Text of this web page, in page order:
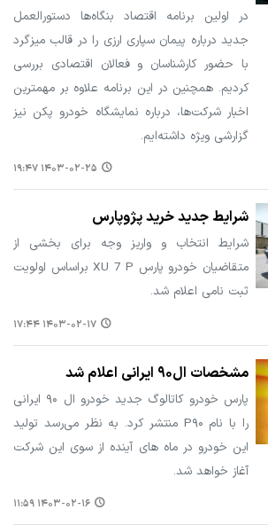
در اولین برنامه اقتصاد بنگاه‌ها دستورالعمل
جدید درباره پیمان سپاری ارزی را در قالب میزگرد
با حضور کارشناسان و فعالان اقتصادی بررسی
کردیم. همچنین در این برنامه علاوه بر مهمترین
اخبار شرکت‌ها، درباره نمایشگاه خودرو پکن نیز
گزارشی ویژه داشته‌ایم.
۱۴۰۳-۰۲-۲۵ ۱۹:۴۷
شرایط جدید خرید پژوپارس
شرایط انتخاب و واریز وجه برای بخشی از
متقاضیان خودرو پارس XU 7 P براساس اولویت
ثبت نامی اعلام شد.
۱۴۰۳-۰۲-۱۷ ۱۷:۴۴
مشخصات ال۹۰ ایرانی اعلام شد
پارس خودرو کاتالوگ جدید خودرو ال ۹۰ ایرانی
را با نام P۹۰ منتشر کرد. به نظر می‌رسد تولید
این خودرو در ماه های آینده از سوی این شرکت
آغاز خواهد شد.
۱۴۰۳-۰۲-۱۶ ۱۱:۵۹